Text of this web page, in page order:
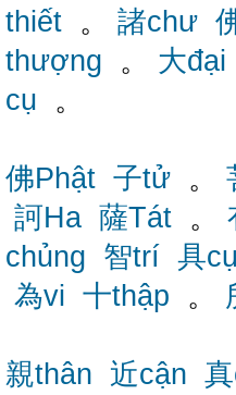
thiết 。 諸chư
thượng 。 大đại
cụ 。
佛Phật 子tử 。
訶Ha 薩Tát 。
chủng 智trí 具cụ
為vi 十thập 。
親thân 近cận